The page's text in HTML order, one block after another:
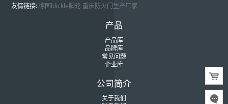
友情链接:德国blickle脚轮 重庆防火门生产厂家
产品
产品库
品牌库
常见问题
企业库
公司简介
关于我们